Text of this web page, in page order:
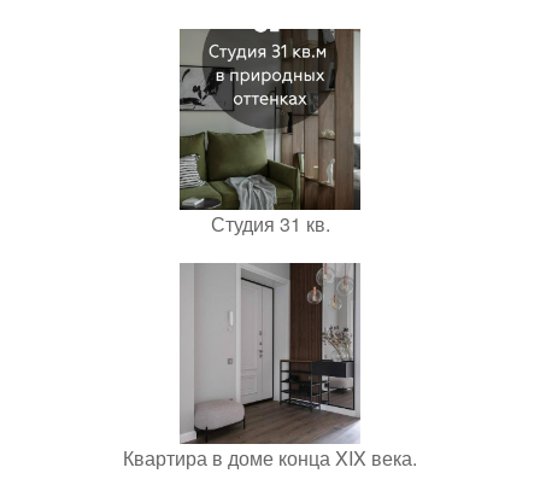
Студия 31 кв.
Квартира в доме конца XIX века.